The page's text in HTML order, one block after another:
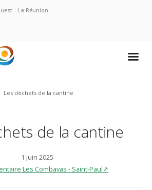
- La Réunion
Les déchets de la cantine
de la cantine
1 juin 2025
Les Combavas - Saint-Paul↗